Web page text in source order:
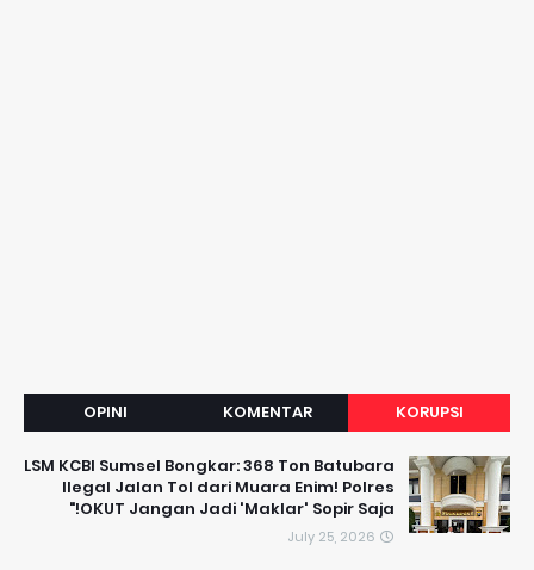
KORUPSI
KOMENTAR
OPINI
LSM KCBI Sumsel Bongkar: 368 Ton Batubara
Ilegal Jalan Tol dari Muara Enim! Polres
OKUT Jangan Jadi 'Maklar' Sopir Saja!"
July 25, 2026